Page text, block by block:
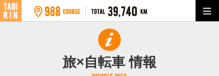
旅×自転車 情報